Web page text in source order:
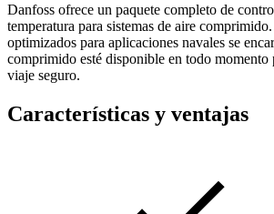
Danfoss ofrece un paquete completo de
temperatura para sistemas de aire
optimizados para aplicaciones navales se
comprimido esté disponible en todo momento
viaje seguro.
Características y ventajas